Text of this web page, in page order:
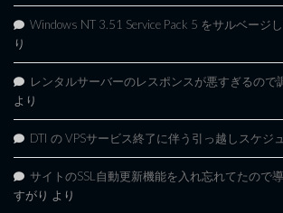
Windows NT 3.51 Service Pack 5 をサルベージ
り
レンタルサーバーのレスポンスが悪すぎるので
より
DTI の VPSサービス終了に伴う引っ越しスケジ
サイトのSSL自動更新機能を入れ忘れてたので
すがり より